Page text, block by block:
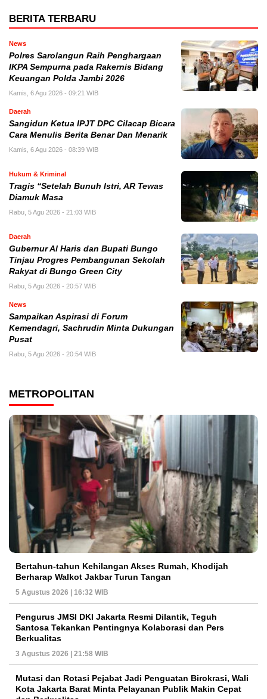
BERITA TERBARU
News
Polres Sarolangun Raih Penghargaan
IKPA Sempurna pada Rakernis Bidang
Keuangan Polda Jambi 2026
Kamis, 6 Agu 2026 - 09:21 WIB
Daerah
Sangidun Ketua IPJT DPC Cilacap Bicara
Cara Menulis Berita Benar Dan Menarik
Kamis, 6 Agu 2026 - 08:39 WIB
Hukum & Kriminal
Tragis “Setelah Bunuh Istri, AR Tewas
Diamuk Masa
Rabu, 5 Agu 2026 - 21:03 WIB
Daerah
​Gubernur Al Haris dan Bupati Bungo
Tinjau Progres Pembangunan Sekolah
Rakyat di Bungo Green City
Rabu, 5 Agu 2026 - 20:57 WIB
News
Sampaikan Aspirasi di Forum
Kemendagri, Sachrudin Minta Dukungan
Pusat
Rabu, 5 Agu 2026 - 20:54 WIB
METROPOLITAN
Bertahun-tahun Kehilangan Akses Rumah, Khodijah
Berharap Walkot Jakbar Turun Tangan
5 Agustus 2026 | 16:32 WIB
Pengurus JMSI DKI Jakarta Resmi Dilantik, Teguh
Santosa Tekankan Pentingnya Kolaborasi dan Pers
Berkualitas
3 Agustus 2026 | 21:58 WIB
Mutasi dan Rotasi Pejabat Jadi Penguatan Birokrasi, Wali
Kota Jakarta Barat Minta Pelayanan Publik Makin Cepat